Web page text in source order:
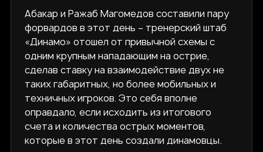
Абакар и Ражаб Магомедов составили пару
форвардов в этот день – тренерский штаб
«Динамо» отошел от привычной схемы с
одним крупным нападающим на острие,
сделав ставку на взаимодействие двух не
таких габаритных, но более мобильных и
техничных игроков. Это себя вполне
оправдало, если исходить из итогового
счета и количества острых моментов,
которые в этот день создали динамовцы.